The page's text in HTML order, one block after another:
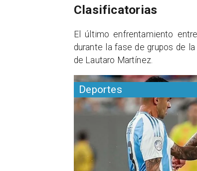
Deportes
Clasificatorias
​El último enfrentamiento
durante la fase de grupos de
de Lautaro Martínez.